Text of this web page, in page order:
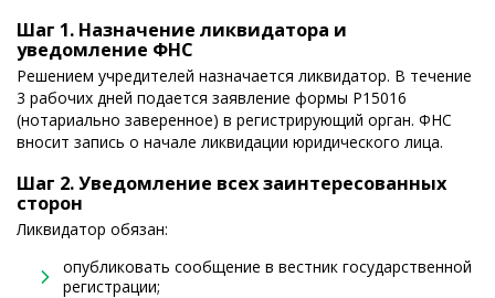
Шаг 1. Назначение ликвидатора и
уведомление ФНС
Решением учредителей назначается ликвидатор. В течение
3 рабочих дней подается заявление формы Р15016
(нотариально заверенное) в регистрирующий орган. ФНС
вносит запись о начале ликвидации юридического лица.
Шаг 2. Уведомление всех заинтересованных
сторон
Ликвидатор обязан:
опубликовать сообщение в вестник государственной
регистрации;